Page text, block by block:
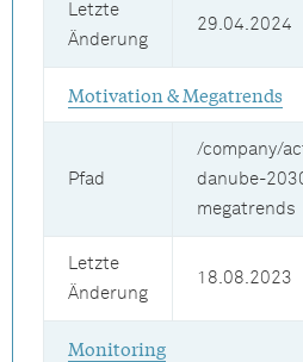
Letzte
Änderung
29.04.2024
Motivation & Megatrends
Pfad
/company/
danube-
megatrends
Letzte
Änderung
18.08.2023
Monitoring